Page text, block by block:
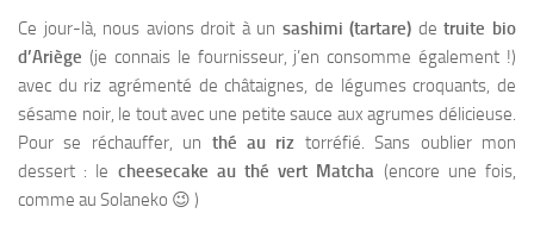
Ce jour-là, nous avions droit à un sashimi (tartare) detruite bio
d’Ariège (je connais le fournisseur, j’en consomme également !)
avec du riz agrémenté de châtaignes, de légumes croquants, de
sésame noir, le tout avec une petite sauce aux agrumes délicieuse.
Pour se réchauffer, un thé au riz torréfié. Sans oublier mon
dessert : le cheesecake au thé vert Matcha (encore une fois,
comme au Solaneko 😉 )